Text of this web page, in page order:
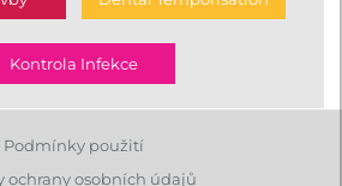
Kontrola Infekce
Podmínky použití
ochrany osobních údajů